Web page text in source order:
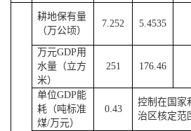
耕地保有量
（万公顷）
7.252 5.4535
万元GDP用
水量（立方
米）
251 176.46
单位GDP能
耗（吨标准
煤/万元）
0.43
控制在国家
治区核定范